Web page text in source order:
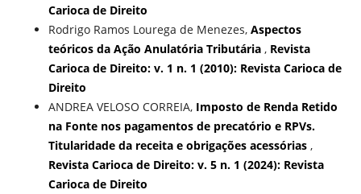
Carioca de Direito
Rodrigo Ramos Lourega de Menezes, Aspectos
teóricos da Ação Anulatória Tributária , Revista
Carioca de Direito: v. 1 n. 1 (2010): Revista Carioca de
Direito
ANDREA VELOSO CORREIA, Imposto de Renda Retido
na Fonte nos pagamentos de precatório e RPVs.
Titularidade da receita e obrigações acessórias ,
Revista Carioca de Direito: v. 5 n. 1 (2024): Revista
Carioca de Direito